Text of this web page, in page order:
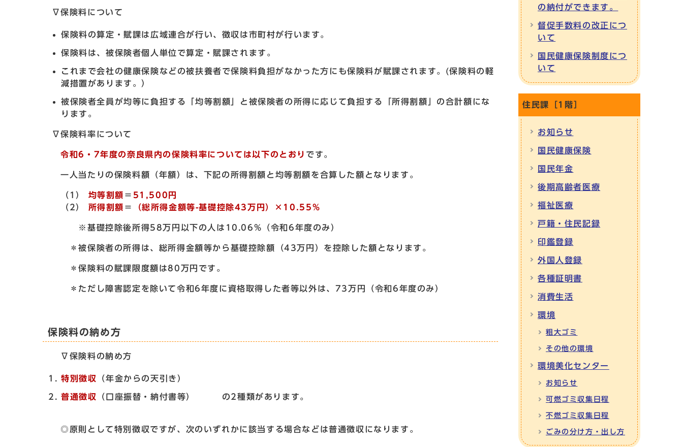
∇保険料について
保険料の算定・賦課は広域連合が行い、徴収は市町村が行います。
保険料は、被保険者個人単位で算定・賦課されます。
これまで会社の健康保険などの被扶養者で保険料負担がなかった方にも保険料が賦課されます。(保険料の軽
減措置があります。）
被保険者全員が均等に負担する「均等割額」と被保険者の所得に応じて負担する「所得割額」の合計額にな
ります。
∇保険料率について
令和6・7年度の奈良県内の保険料率については以下のとおり です。
一人当たりの保険料額（年額）は、下記の所得割額と均等割額を合算した額となります。
（1） 均等割額 ＝ 51,500円
（2）
所得割額 ＝ （総所得金額等-基礎控除43万円）×10.55％
※基礎控除後所得58万円以下の人は10.06%（令和6年度のみ）
＊被保険者の所得は、総所得金額等から基礎控除額（43万円）を控除した額となります。
＊保険料の賦課限度額は80万円です。
＊ただし障害認定を除いて令和6年度に資格取得した者等以外は、73万円（令和6年度のみ）
保険料の納め方
∇保険料の納め方
特別徴収 （年金からの天引き）
普通徴収 （口座振替・納付書等） の2種類があります。
◎原則として特別徴収ですが、次のいずれかに該当する場合などは普通徴収になります。
の納付ができます。
督促手数料の改正につ
いて
国民健康保険制度につ
いて
住民課［1階］
お知らせ
国民健康保険
国民年金
後期高齢者医療
福祉医療
戸籍・住民記録
印鑑登録
外国人登録
各種証明書
消費生活
環境
粗大ゴミ
その他の環境
環境美化センター
お知らせ
可燃ゴミ収集日程
不燃ゴミ収集日程
ごみの分け方・出し方